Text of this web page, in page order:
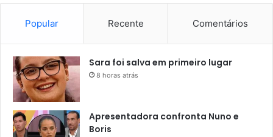
Popular Recente Comentários
Sara foi salva em primeiro lugar
8 horas atrás
Apresentadora confronta Nuno e
Boris